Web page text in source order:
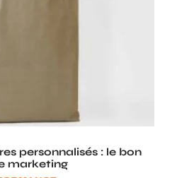
personnalisés : le bon
marketing